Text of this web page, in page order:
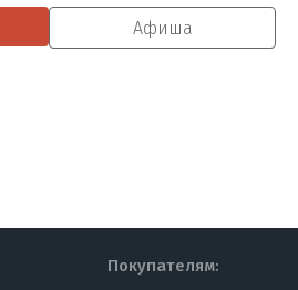
Афиша
Покупателям: